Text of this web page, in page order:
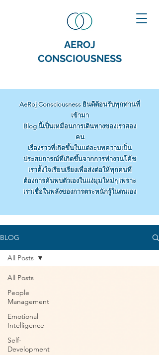
AEROJ
CONSCIOUSNESS
AeRoj Consciousness ยินดีต้อนรับทุกท่านที่
เข้ามา
Blog นี้เป็นเหมือนการเดินทางของเราสอง
คน
เรื่องราวที่เกิดขึ้นในแต่ละบทความเป็น
ประสบการณ์ที่เกิดขึ้นจากการทำงานโค้ช
เราตั้งใจเรียบเรียงเพื่อส่งต่อให้ทุกคนที่
ต้องการค้นพบตัวเองในแง่มุมใหม่ๆ เพราะ
เราเชื่อในพลังของการตระหนักรู้ในตนเอง
BLOG
All Posts
People
Management
Emotional
Intelligence
Self-
Development
All Posts